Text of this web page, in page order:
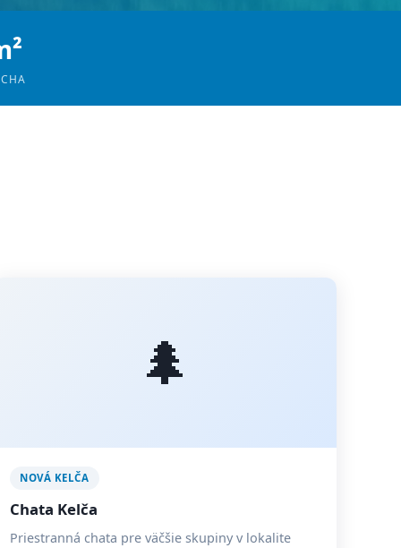
🌲
NOVÁ KELČA
Chata Kelča
Priestranná chata pre väčšie skupiny v lokalite